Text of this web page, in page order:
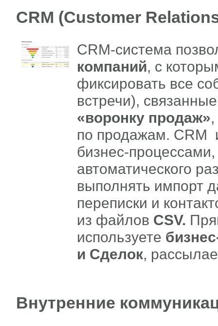
CRM (Customer
CRM-система
компаний, с
фиксировать все
встречи),
«воронку продаж»
по продажам. CRM
бизнес-
автоматического
выполнять импорт
переписки и
из файлов CSV.
используете
и Сделок,
Внутренние